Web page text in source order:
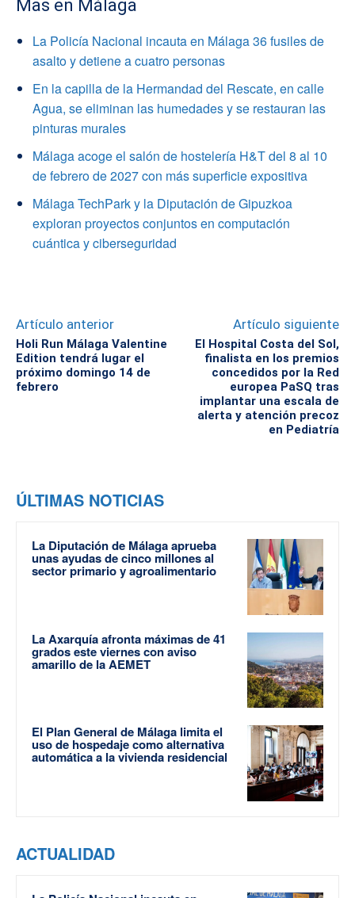
Mas en Málaga
La Policía Nacional incauta en Málaga 36 fusiles de
asalto y detiene a cuatro personas
En la capilla de la Hermandad del Rescate, en calle
Agua, se eliminan las humedades y se restauran las
pinturas murales
Málaga acoge el salón de hostelería H&T del 8 al 10
de febrero de 2027 con más superficie expositiva
Málaga TechPark y la Diputación de Gipuzkoa
exploran proyectos conjuntos en computación
cuántica y ciberseguridad
Artículo anterior
Holi Run Málaga Valentine
Edition tendrá lugar el
próximo domingo 14 de
febrero
Artículo siguiente
El Hospital Costa del Sol,
finalista en los premios
concedidos por la Red
europea PaSQ tras
implantar una escala de
alerta y atención precoz
en Pediatría
ÚLTIMAS NOTICIAS
La Diputación de Málaga aprueba
unas ayudas de cinco millones al
sector primario y agroalimentario
La Axarquía afronta máximas de 41
grados este viernes con aviso
amarillo de la AEMET
El Plan General de Málaga limita el
uso de hospedaje como alternativa
automática a la vivienda residencial
ACTUALIDAD